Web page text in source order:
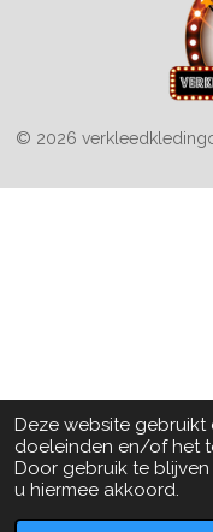
Deze website
doeleinden en/of het
Door gebruik te
u hiermee akkoord.
© 2026